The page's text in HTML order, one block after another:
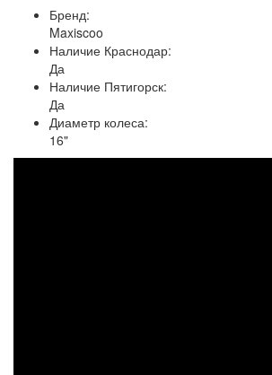
Бренд:
Maxiscoo
Наличие Краснодар:
Да
Наличие Пятигорск:
Да
Диаметр колеса:
16"